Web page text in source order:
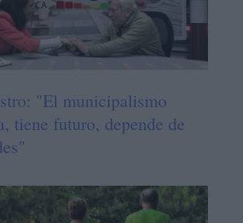
"El municipalismo
tiene futuro, depende de